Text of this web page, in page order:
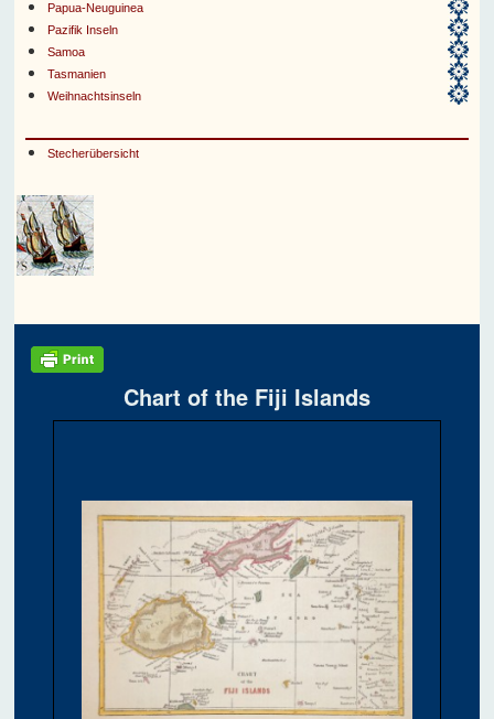
Papua-Neuguinea
Pazifik Inseln
Samoa
Tasmanien
Weihnachtsinseln
Stecherübersicht
Chart of the Fiji Islands